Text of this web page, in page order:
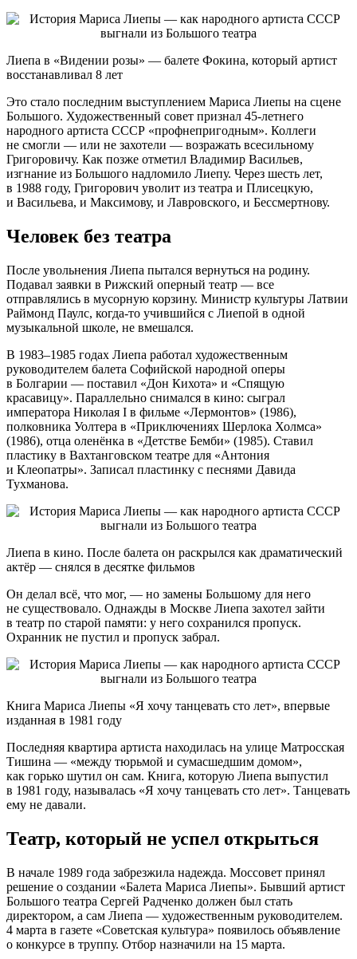
Лиепа в «Видении розы» — балете Фокина, который артист
восстанавливал 8 лет
Это стало последним выступлением Мариса Лиепы на сцене
Большого. Художественный совет признал 45-летнего
народного артиста СССР «профнепригодным». Коллеги
не смогли — или не захотели — возражать всесильному
Григоровичу. Как позже отметил Владимир Васильев,
изгнание из Большого надломило Лиепу. Через шесть лет,
в 1988 году, Григорович уволит из театра и Плисецкую,
и Васильева, и Максимову, и Лавровского, и Бессмертнову.
Человек без театра
После увольнения Лиепа пытался вернуться на родину.
Подавал заявки в Рижский оперный театр — все
отправлялись в мусорную корзину. Министр культуры Латвии
Раймонд Паулс, когда-то учившийся с Лиепой в одной
музыкальной школе, не вмешался.
В 1983–1985 годах Лиепа работал художественным
руководителем балета Софийской народной оперы
в Болгарии — поставил «Дон Кихота» и «Спящую
красавицу». Параллельно снимался в кино: сыграл
императора Николая I в фильме «Лермонтов» (1986),
полковника Уолтера в «Приключениях Шерлока Холмса»
(1986), отца оленёнка в «Детстве Бемби» (1985). Ставил
пластику в Вахтанговском театре для «Антония
и Клеопатры». Записал пластинку с песнями Давида
Тухманова.
Лиепа в кино. После балета он раскрылся как драматический
актёр — снялся в десятке фильмов
Он делал всё, что мог, — но замены Большому для него
не существовало. Однажды в Москве Лиепа захотел зайти
в театр по старой памяти: у него сохранился пропуск.
Охранник не пустил и пропуск забрал.
Книга Мариса Лиепы «Я хочу танцевать сто лет», впервые
изданная в 1981 году
Последняя квартира артиста находилась на улице Матросская
Тишина — «между тюрьмой и сумасшедшим домом»,
как горько шутил он сам. Книга, которую Лиепа выпустил
в 1981 году, называлась «Я хочу танцевать сто лет». Танцевать
ему не давали.
Театр, который не успел открыться
В начале 1989 года забрезжила надежда. Моссовет принял
решение о создании «Балета Мариса Лиепы». Бывший артист
Большого театра Сергей Радченко должен был стать
директором, а сам Лиепа — художественным руководителем.
4 марта в газете «Советская культура» появилось объявление
о конкурсе в труппу. Отбор назначили на 15 марта.